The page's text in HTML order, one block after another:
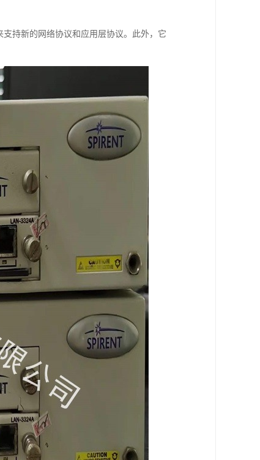
支持新的网络协议和应用层协议。此外，它